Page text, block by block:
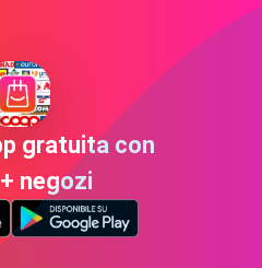
gratuita con
negozi